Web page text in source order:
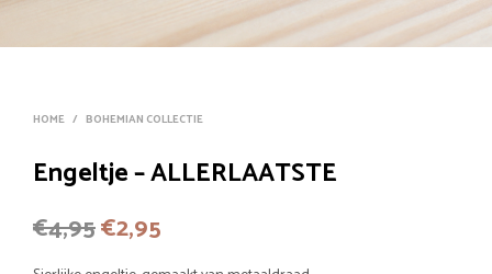
HOME / BOHEMIAN COLLECTIE
Engeltje – ALLERLAATSTE
€4,95Oorspronkelijke
prijs
€2,95
prijs